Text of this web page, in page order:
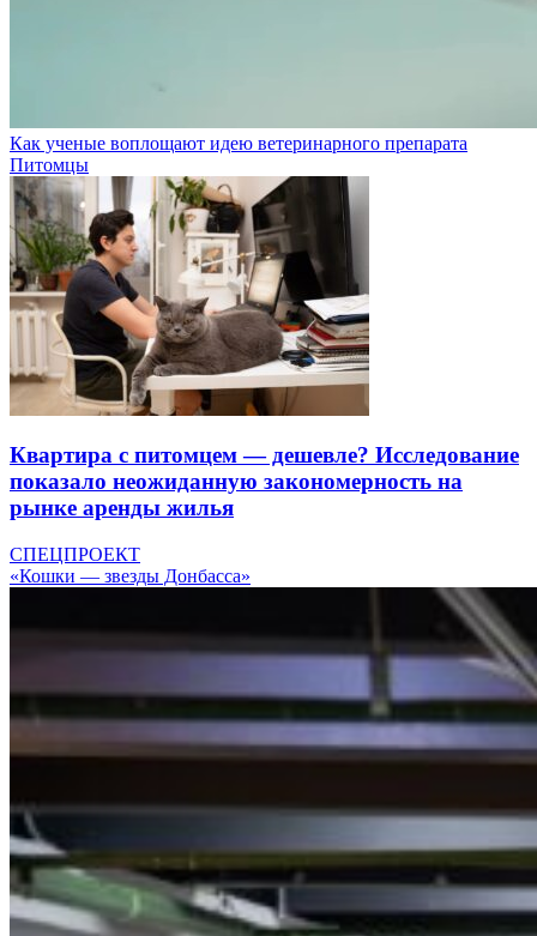
Как ученые воплощают идею ветеринарного препарата
Питомцы
Квартира с питомцем — дешевле? Исследование
показало неожиданную закономерность на
рынке аренды жилья
СПЕЦПРОЕКТ
«Кошки — звезды Донбасса»